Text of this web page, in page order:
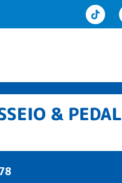
& PEDAL